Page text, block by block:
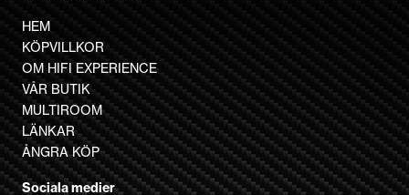
varianter.
De
olika
alternativen
kan
väljas
på
produktsidan
HEM
KÖPVILLKOR
OM HIFI EXPERIENCE
VÅR BUTIK
MULTIROOM
LÄNKAR
ÅNGRA KÖP
Sociala medier